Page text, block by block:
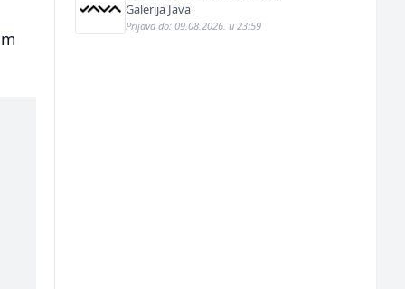
Galerija Java
Prijava do: 09.08.2026. u 23:59